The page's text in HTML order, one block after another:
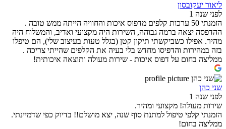
ליאור יעקובסון
לפני שנה 1
הזמנתי 50 ערכות קלפים מדפוס איכות והחוויה הייתה ממש טובה .
ההדפסה יצאה ברמה גבוהה, השירות היה מקצועי ואדיב, והמשלוח היה
מהיר. אפילו כשביקשתי תיקון קטן (בגלל טעות בעיצוב שלי), הם טיפלו
בזה במהירות והדפיסו מחדש בלי בעיה את הקלפים שהייתי צריכה .
ממליצה בחום על דפוס איכות - שירות מעולה ותוצאה איכותית!
שני כהן
לפני שנה 1
שירות מעולה! מקצועי ומהיר.
הזמנתי קלפי טיפול למתנת סוף שנה, יצא מושלם!! בדיוק כפי שדמיינתי.
ממליצה בחום!